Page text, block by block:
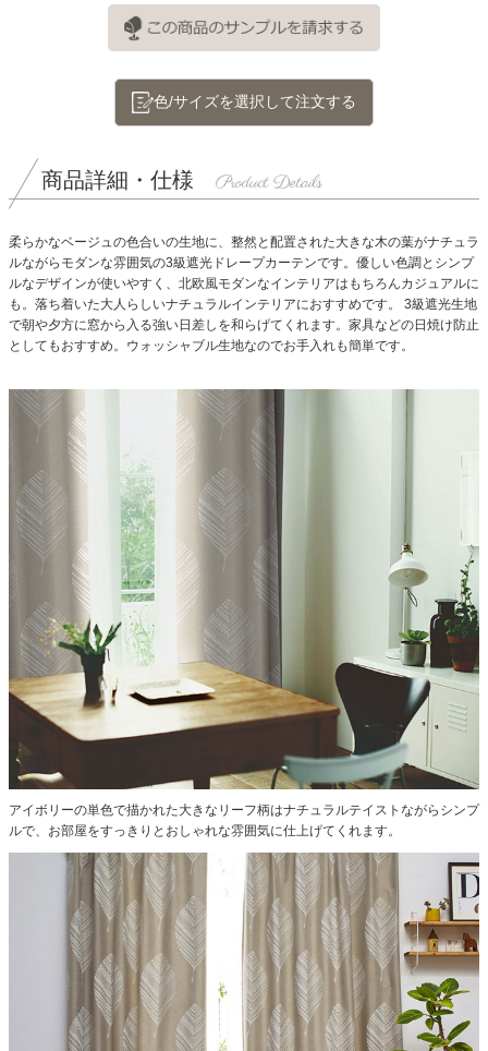
色/サイズを選択して注文する
商品詳細・仕様
柔らかなベージュの色合いの生地に、整然と配置された大きな木の葉がナチュラ
ルながらモダンな雰囲気の3級遮光ドレープカーテンです。優しい色調とシンプ
ルなデザインが使いやすく、北欧風モダンなインテリアはもちろんカジュアルに
も。落ち着いた大人らしいナチュラルインテリアにおすすめです。
3級遮光生地
で朝や夕方に窓から入る強い日差しを和らげてくれます。家具などの日焼け防止
としてもおすすめ。ウォッシャブル生地なのでお手入れも簡単です。
アイボリーの単色で描かれた大きなリーフ柄はナチュラルテイストながらシンプ
ルで、お部屋をすっきりとおしゃれな雰囲気に仕上げてくれます。